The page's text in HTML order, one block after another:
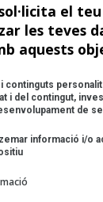
el
les teves
aquests
i continguts
i del contingut,
de
informació i/o